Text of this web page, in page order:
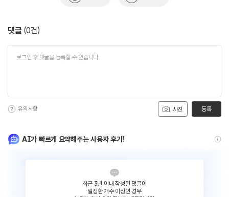
댓글 (0건)
사진
유의사항 등록
AI가 빠르게 요약해주는 사용자 후기!
최근 3년 이내 작성된 댓글이
일정한 개수 이상인 경우